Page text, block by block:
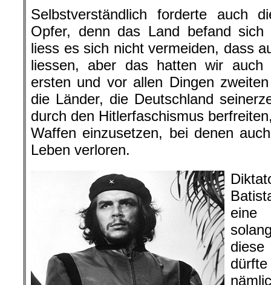
Selbstverständlich forderte auch
Opfer, denn das Land befand sich
liess es sich nicht vermeiden, dass
liessen, aber das hatten wir auch
ersten und vor allen Dingen
die Länder, die Deutschland
durch den Hitlerfaschismus
Waffen einzusetzen, bei denen
Leben verloren.
eine